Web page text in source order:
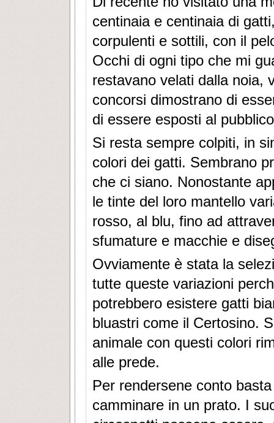
centinaia e centinaia di
corpulenti e sottili, con il
Occhi di ogni tipo che mi
restavano velati dalla noia,
concorsi dimostrano di
di essere esposti al
Si resta sempre colpiti, in
colori dei gatti. Sembrano
che ci siano. Nonostante
le tinte del loro mantello
rosso, al blu, fino ad
sfumature e macchie e
Ovviamente è stata la
tutte queste variazioni
potrebbero esistere gatti
bluastri come il Certosino.
animale con questi colori
alle prede.
Per rendersene conto
camminare in un prato. I